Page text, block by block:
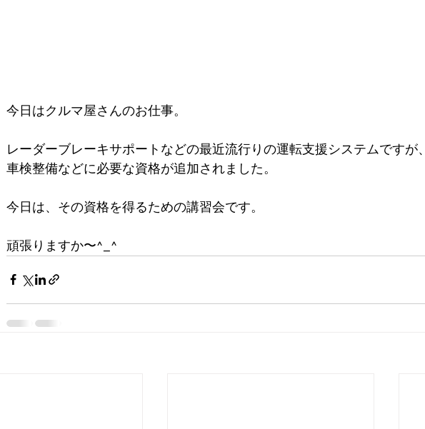
今日はクルマ屋さんのお仕事。
レーダーブレーキサポートなどの最近流行りの運転支援システムですが、
車検整備などに必要な資格が追加されました。
今日は、その資格を得るための講習会です。
頑張りますか〜^_^